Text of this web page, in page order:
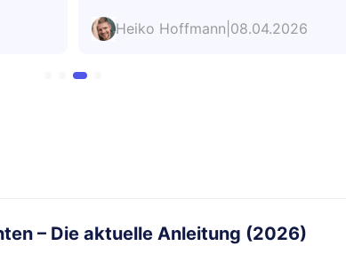
Heiko Hoffmann 08.04.2026
– Die aktuelle Anleitung (2026)